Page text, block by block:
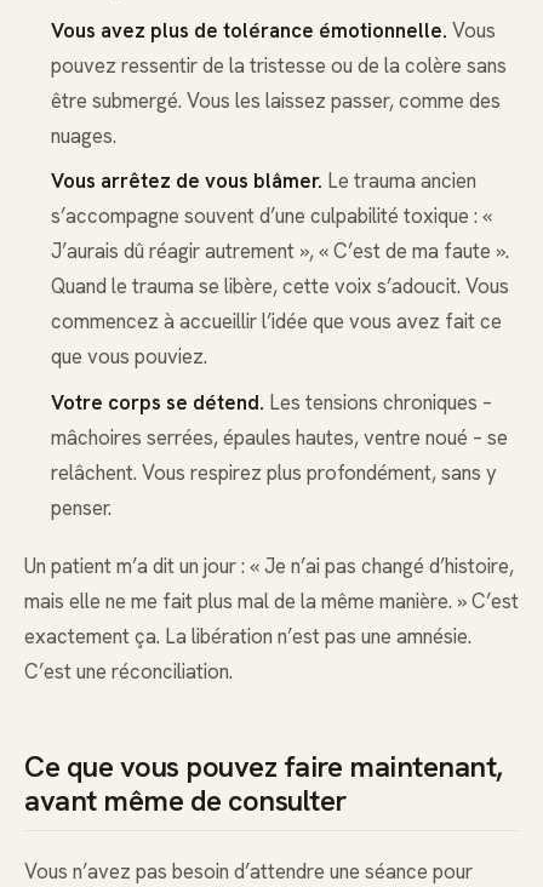
Vous avez plus de tolérance émotionnelle. Vous
pouvez ressentir de la tristesse ou de la colère sans
être submergé. Vous les laissez passer, comme des
nuages.
Vous arrêtez de vous blâmer. Le trauma ancien
s’accompagne souvent d’une culpabilité toxique : «
J’aurais dû réagir autrement », « C’est de ma faute ».
Quand le trauma se libère, cette voix s’adoucit. Vous
commencez à accueillir l’idée que vous avez fait ce
que vous pouviez.
Votre corps se détend. Les tensions chroniques –
mâchoires serrées, épaules hautes, ventre noué – se
relâchent. Vous respirez plus profondément, sans y
penser.
Un patient m’a dit un jour : « Je n’ai pas changé d’histoire,
mais elle ne me fait plus mal de la même manière. » C’est
exactement ça. La libération n’est pas une amnésie.
C’est une réconciliation.
Ce que vous pouvez faire maintenant,
avant même de consulter
Vous n’avez pas besoin d’attendre une séance pour